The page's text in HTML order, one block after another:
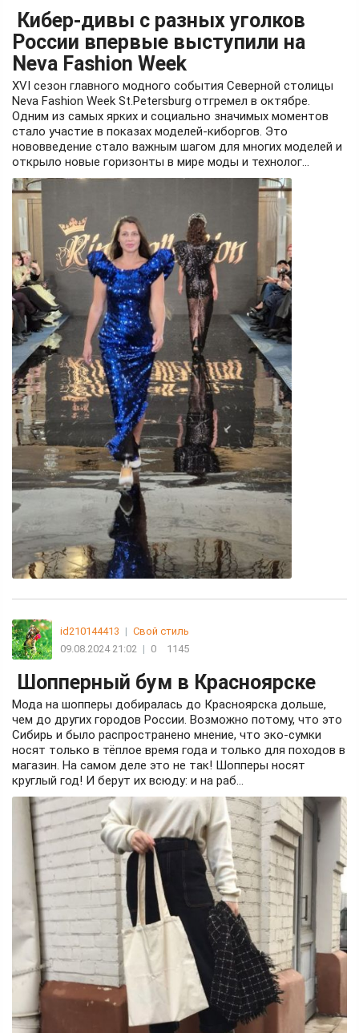
Кибер-дивы с разных уголков
России впервые выступили на
Neva Fashion Week
XVI сезон главного модного события Северной столицы
Neva Fashion Week St.Petersburg отгремел в октябре.
Одним из самых ярких и социально значимых моментов
стало участие в показах моделей-киборгов. Это
нововведение стало важным шагом для многих моделей и
открыло новые горизонты в мире моды и технолог...
id210144413 | Свой стиль
09.08.2024 21:02 | 0 1145
Шопперный бум в Красноярске
Мода на шопперы добиралась до Красноярска дольше,
чем до других городов России. Возможно потому, что это
Сибирь и было распространено мнение, что эко-сумки
носят только в тёплое время года и только для походов в
магазин. На самом деле это не так! Шопперы носят
круглый год! И берут их всюду: и на раб...